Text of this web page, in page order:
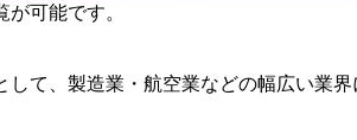
可能です。
て、製造業・航空業などの幅広い業